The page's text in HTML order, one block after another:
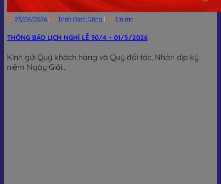
23/04/2026 | Trịnh Đình Dũng | Tin tức
THÔNG BÁO LỊCH NGHỈ LỄ 30/4 – 01/5/2026
Kính gửi Quý khách hàng và Quý đối tác, Nhân dịp kỷ
niệm Ngày Giải...